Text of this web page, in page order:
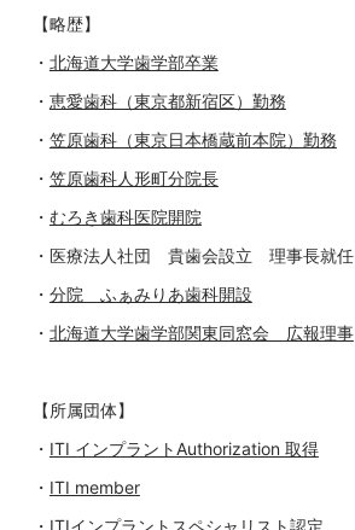
【略歴】
・ 北海道大学歯学部卒業
・ 恵愛歯科（東京都新宿区）勤務
・ 笠原歯科（東京日本橋蔵前本院）勤務
・ 笠原歯科人形町分院長
・ むろき歯科医院開院
・医療法人社団 貴歯会設立 理事長就任
・ 分院 ふぁみりあ歯科開設
・ 北海道大学歯学部関東同窓会 広報理事
【所属団体】
・ ITI インプラントAuthorization 取得
・ ITI member
・ ITIインプラントスペシャリスト認定